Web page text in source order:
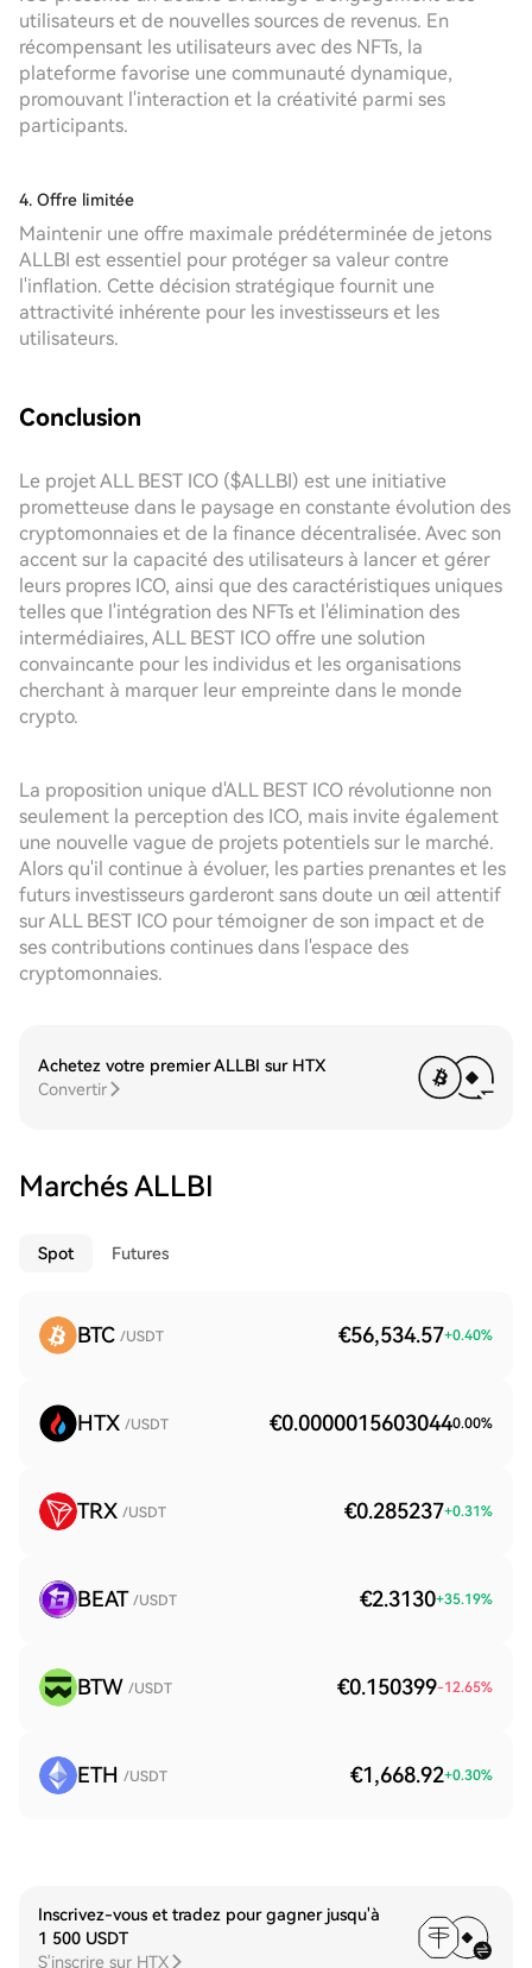
utilisateurs et de nouvelles sources de revenus. En
récompensant les utilisateurs avec des NFTs, la
plateforme favorise une communauté dynamique,
promouvant l'interaction et la créativité parmi ses
participants.
4. Offre limitée
Maintenir une offre maximale prédéterminée de jetons
ALLBI est essentiel pour protéger sa valeur contre
l'inflation. Cette décision stratégique fournit une
attractivité inhérente pour les investisseurs et les
utilisateurs.
Conclusion
Le projet ALL BEST ICO ($ALLBI) est une initiative
prometteuse dans le paysage en constante évolution des
cryptomonnaies et de la finance décentralisée. Avec son
accent sur la capacité des utilisateurs à lancer et gérer
leurs propres ICO, ainsi que des caractéristiques uniques
telles que l'intégration des NFTs et l'élimination des
intermédiaires, ALL BEST ICO offre une solution
convaincante pour les individus et les organisations
cherchant à marquer leur empreinte dans le monde
crypto.
La proposition unique d'ALL BEST ICO révolutionne non
seulement la perception des ICO, mais invite également
une nouvelle vague de projets potentiels sur le marché.
Alors qu'il continue à évoluer, les parties prenantes et les
futurs investisseurs garderont sans doute un œil attentif
sur ALL BEST ICO pour témoigner de son impact et de
ses contributions continues dans l'espace des
cryptomonnaies.
Achetez votre premier ALLBI sur HTX
Convertir
Marchés ALLBI
Spot Futures
BTC /USDT €56,534.57+0.40%
HTX /USDT €0.00000156030440.00%
TRX /USDT €0.285237+0.31%
BEAT /USDT €2.3130+35.19%
BTW /USDT €0.150399-12.65%
ETH /USDT €1,668.92+0.30%
Inscrivez-vous et tradez pour gagner jusqu'à
1 500 USDT
S'inscrire sur HTX